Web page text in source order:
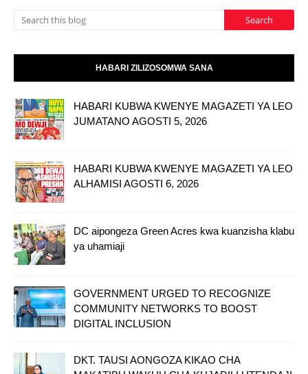
HABARI ZILIZOSOMWA SANA
HABARI KUBWA KWENYE MAGAZETI YA LEO
JUMATANO AGOSTI 5, 2026
HABARI KUBWA KWENYE MAGAZETI YA LEO
ALHAMISI AGOSTI 6, 2026
DC aipongeza Green Acres kwa kuanzisha klabu
ya uhamiaji
GOVERNMENT URGED TO RECOGNIZE
COMMUNITY NETWORKS TO BOOST
DIGITAL INCLUSION
DKT. TAUSI AONGOZA KIKAO CHA